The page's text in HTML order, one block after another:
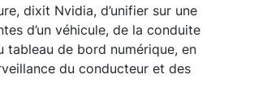
dixit Nvidia, d’unifier sur une
d’un véhicule, de la conduite
tableau de bord numérique, en
du conducteur et des